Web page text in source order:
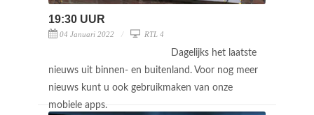
19:30 UUR
04 Januari 2022 RTL 4
Dagelijks het laatste
nieuws uit binnen- en buitenland. Voor nog meer
nieuws kunt u ook gebruikmaken van onze
mobiele apps.